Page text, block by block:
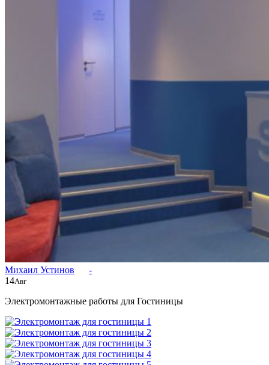
Михаил Устинов
-
14Авг
Электромонтажные работы для Гостиницы